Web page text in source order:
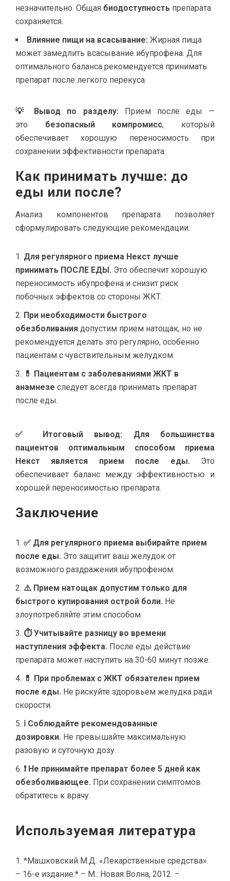
незначительно. Общая биодоступность препарата
сохраняется.
Влияние пищи на всасывание: Жирная пища
может замедлить всасывание ибупрофена. Для
оптимального баланса рекомендуется принимать
препарат после легкого перекуса.
💡 Вывод по разделу: Прием после еды —
это безопасный компромисс, который
обеспечивает хорошую переносимость при
сохранении эффективности препарата.
Как принимать лучше: до
еды или после?
Анализ компонентов препарата позволяет
сформулировать следующие рекомендации:
Для регулярного приема Некст лучше
принимать ПОСЛЕ ЕДЫ. Это обеспечит хорошую
переносимость ибупрофена и снизит риск
побочных эффектов со стороны ЖКТ.
При необходимости быстрого
обезболивания допустим прием натощак, но не
рекомендуется делать это регулярно, особенно
пациентам с чувствительным желудком.
💊 Пациентам с заболеваниями ЖКТ в
анамнезе следует всегда принимать препарат
после еды.
✅ Итоговый вывод:
Для большинства
пациентов оптимальным способом приема
Некст является прием после еды. Это
обеспечивает баланс между эффективностью и
хорошей переносимостью препарата.
Заключение
✅ Для регулярного приема выбирайте прием
после еды. Это защитит ваш желудок от
возможного раздражения ибупрофеном.
⚠️ Прием натощак допустим только для
быстрого купирования острой боли. Не
злоупотребляйте этим способом.
⏱ Учитывайте разницу во времени
наступления эффекта. После еды действие
препарата может наступить на 30-60 минут позже.
💊 При проблемах с ЖКТ обязателен прием
после еды. Не рискуйте здоровьем желудка ради
скорости.
ℹ Соблюдайте рекомендованные
дозировки. Не превышайте максимальную
разовую и суточную дозу.
❗ Не принимайте препарат более 5 дней как
обезболивающее. При сохранении симптомов
обратитесь к врачу.
Используемая литература
*Машковский М.Д. «Лекарственные средства».
– 16-е издание.* – М.: Новая Волна, 2012. –